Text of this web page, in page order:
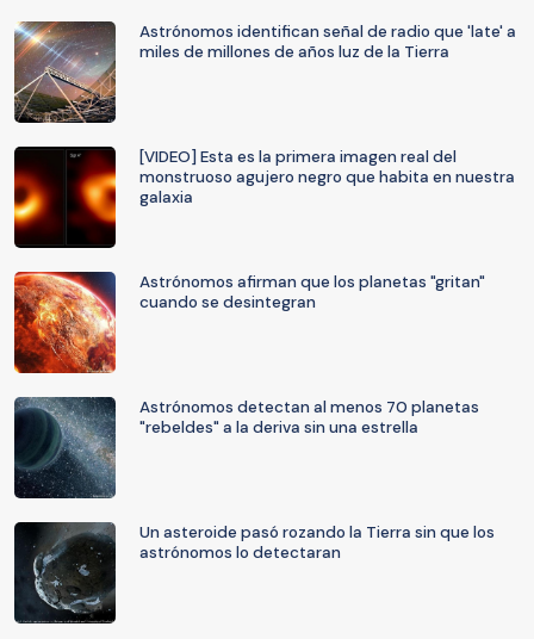
Astrónomos identifican señal de radio que 'late' a
miles de millones de años luz de la Tierra
[VIDEO] Esta es la primera imagen real del
monstruoso agujero negro que habita en nuestra
galaxia
Astrónomos afirman que los planetas "gritan"
cuando se desintegran
Astrónomos detectan al menos 70 planetas
"rebeldes" a la deriva sin una estrella
Un asteroide pasó rozando la Tierra sin que los
astrónomos lo detectaran